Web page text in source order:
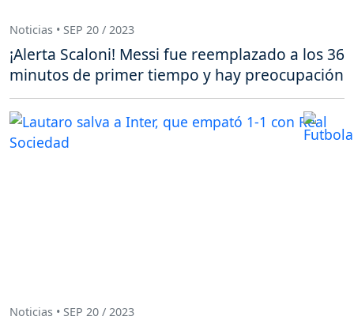
Noticias • SEP 20 / 2023
¡Alerta Scaloni! Messi fue reemplazado a los 36
minutos de primer tiempo y hay preocupación
Noticias • SEP 20 / 2023